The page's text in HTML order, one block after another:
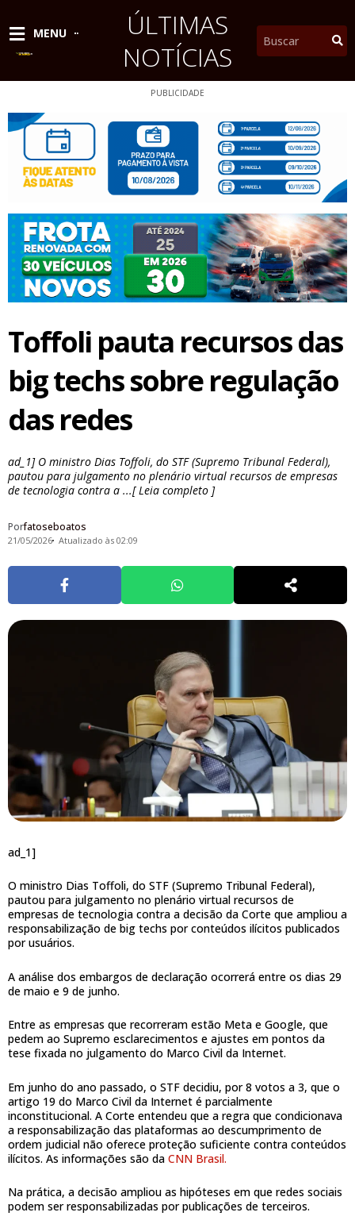
conteúdo
MENU
ÚLTIMAS
NOTÍCIAS
Pesquisar
PUBLICIDADE
Toffoli pauta recursos das
big techs sobre regulação
das redes
ad_1] O ministro Dias Toffoli, do STF (Supremo Tribunal Federal),
pautou para julgamento no plenário virtual recursos de empresas
de tecnologia contra a ...[ Leia completo ]
Porfatoseboatos
21/05/2026 Atualizado às 02:09
ad_1]
O ministro Dias Toffoli, do STF (Supremo Tribunal Federal),
pautou para julgamento no plenário virtual recursos de
empresas de tecnologia contra a decisão da Corte que ampliou a
responsabilização de big techs por conteúdos ilícitos publicados
por usuários.
A análise dos embargos de declaração ocorrerá entre os dias 29
de maio e 9 de junho.
Entre as empresas que recorreram estão Meta e Google, que
pedem ao Supremo esclarecimentos e ajustes em pontos da
tese fixada no julgamento do Marco Civil da Internet.
Em junho do ano passado, o STF decidiu, por 8 votos a 3, que o
artigo 19 do Marco Civil da Internet é parcialmente
inconstitucional. A Corte entendeu que a regra que condicionava
a responsabilização das plataformas ao descumprimento de
ordem judicial não oferece proteção suficiente contra conteúdos
ilícitos. As informações são da CNN Brasil.
Na prática, a decisão ampliou as hipóteses em que redes sociais
podem ser responsabilizadas por publicações de terceiros.